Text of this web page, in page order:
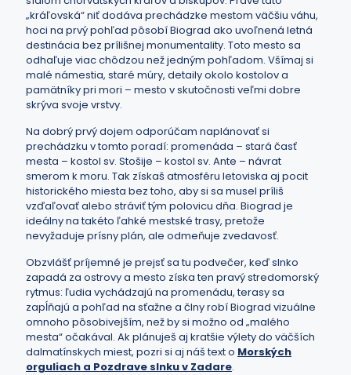
„kráľovská“ niť dodáva prechádzke mestom väčšiu váhu,
hoci na prvý pohľad pôsobí Biograd ako uvoľnená letná
destinácia bez prílišnej monumentality. Toto mesto sa
odhaľuje viac chôdzou než jedným pohľadom. Všímaj si
malé námestia, staré múry, detaily okolo kostolov a
pamätníky pri mori – mesto v skutočnosti veľmi dobre
skrýva svoje vrstvy.
Na dobrý prvý dojem odporúčam naplánovať si
prechádzku v tomto poradí: promenáda – stará časť
mesta – kostol sv. Stošije – kostol sv. Ante – návrat
smerom k moru. Tak získaš atmosféru letoviska aj pocit
historického miesta bez toho, aby si sa musel príliš
vzďaľovať alebo stráviť tým polovicu dňa. Biograd je
ideálny na takéto ľahké mestské trasy, pretože
nevyžaduje prísny plán, ale odmeňuje zvedavosť.
Obzvlášť príjemné je prejsť sa tu podvečer, keď slnko
zapadá za ostrovy a mesto získa ten pravý stredomorský
rytmus: ľudia vychádzajú na promenádu, terasy sa
zapĺňajú a pohľad na sťažne a člny robí Biograd vizuálne
omnoho pôsobivejším, než by si možno od „malého
mesta“ očakával. Ak plánuješ aj kratšie výlety do väčších
dalmatínskych miest, pozri si aj náš text o Morských
orguliach a Pozdrave slnku v Zadare.